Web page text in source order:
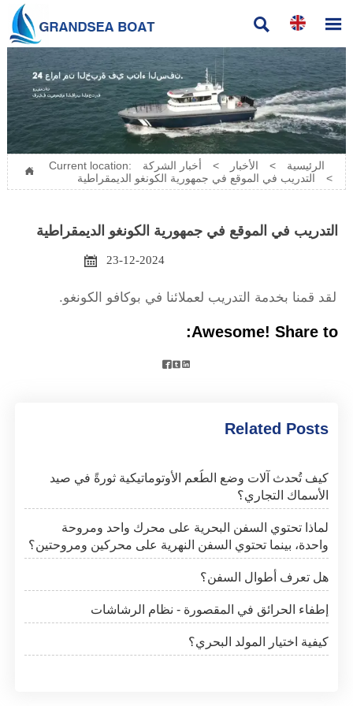
 
 Current location: الرئيسية > الأخبار >
أخبار الشركة
>
التدريب في الموقع في جمهورية الكونغو الديمقراطية
التدريب في الموقع في جمهورية الكونغو الديمقراطية

23-12-2024
لقد قمنا بخدمة التدريب لعملائنا في بوكافو الكونغو.
Awesome! Share to:

Related Posts
كيف تُحدث آلات وضع الطُعم الأوتوماتيكية ثورةً في صيد
الأسماك التجاري؟
لماذا تحتوي السفن البحرية على محرك واحد ومروحة
واحدة، بينما تحتوي السفن النهرية على محركين ومروحتين؟
هل تعرف أطوال السفن؟
إطفاء الحرائق في المقصورة - نظام الرشاشات
كيفية اختيار المولد البحري؟